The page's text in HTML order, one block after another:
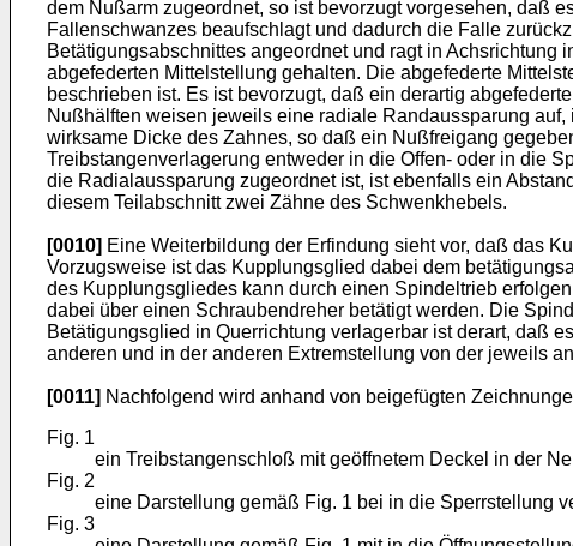
dem Nußarm zugeordnet, so ist bevorzugt vorgesehen, daß
Fallenschwanzes beaufschlagt und dadurch die Falle
Betätigungsabschnittes angeordnet und ragt in
abgefederten Mittelstellung gehalten. Die abgefederte
beschrieben ist. Es ist bevorzugt, daß ein derartig
Nußhälften weisen jeweils eine radiale Randaussparung
wirksame Dicke des Zahnes, so daß ein Nußfreigang
Treibstangenverlagerung entweder in die Offen- oder in die
die Radialaussparung zugeordnet ist, ist ebenfalls ein
diesem Teilabschnitt zwei Zähne des Schwenkhebels.
[0010] Eine Weiterbildung der Erfindung sieht vor, daß das
Vorzugsweise ist das Kupplungsglied dabei dem
des Kupplungsgliedes kann durch einen Spindeltrieb
dabei über einen Schraubendreher betätigt werden. Die
Betätigungsglied in Querrichtung verlagerbar ist derart, daß
anderen und in der anderen Extremstellung von der jeweils
[0011] Nachfolgend wird anhand von beigefügten
Fig. 1
ein Treibstangenschloß mit geöffnetem Deckel in der
Fig. 2
eine Darstellung gemäß Fig. 1 bei in die Sperrstellung
Fig. 3